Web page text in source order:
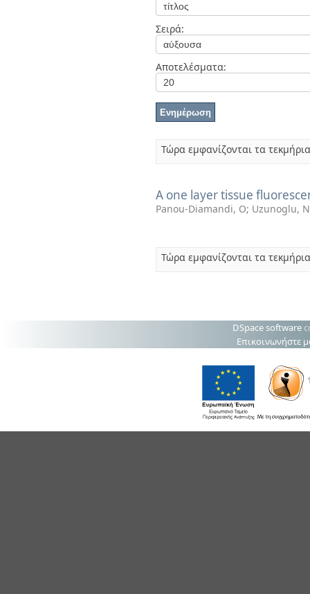
Σειρά:
Αποτελέσματα:
Τώρα εμφανίζονται τα
A one layer tissue
Panou-Diamandi, O; Uzunoglu,
Τώρα εμφανίζονται τα
DSpace software
Επικοινωνήστε